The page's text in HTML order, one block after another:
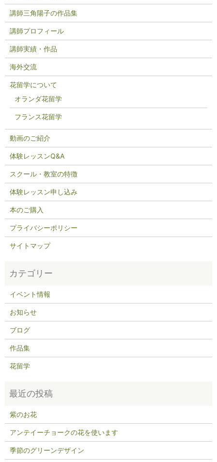
講師三角陽子の作品集
講師プロフィール
講師実績・作品
海外交流
花留学について
オランダ花留学
フランス花留学
動画のご紹介
体験レッスンQ&A
スクール・教室の特徴
体験レッスン申し込み
本のご購入
プライバシーポリシー
サイトマップ
イベント情報
お知らせ
ブログ
作品集
花留学
紫のお花
アンテイーチョークの花を使います
季節のグリーンデザイン